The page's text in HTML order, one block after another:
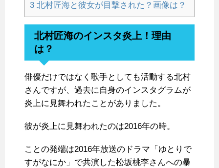
3 北村匠海と彼女が目撃された？画像は？
北村匠海のインスタ炎上！理由
は？
俳優だけではなく歌手としても活動する北村
さんですが、過去に自身のインスタグラムが
炎上に見舞われたことがありました。
彼が炎上に見舞われたのは2016年の時。
ことの発端は2016年放送のドラマ「ゆとりで
すがなにか」で共演した松坂桃李さんへの暴